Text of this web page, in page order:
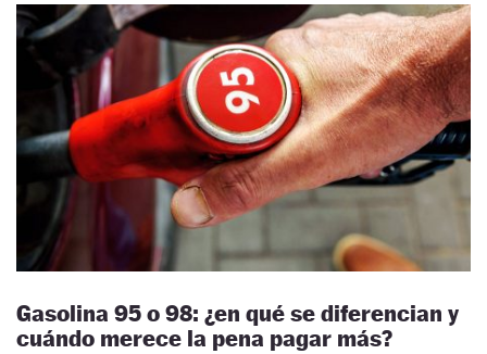
Gasolina 95 o 98: ¿en qué se diferencian y
cuándo merece la pena pagar más?